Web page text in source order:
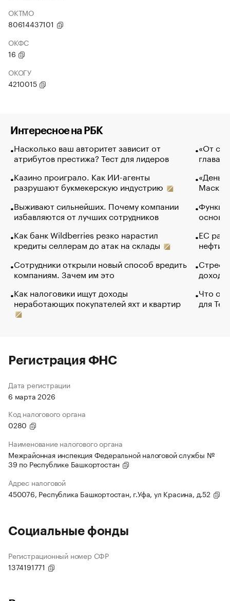
ОКТМО
80614437101
ОКФС
16
ОКОГУ
4210015
Интересное на РБК
Насколько ваш авторитет зависит от
атрибутов престижа? Тест для лидеров
Казино проиграло. Как ИИ-агенты
разрушают букмекерскую индустрию
Выживают сильнейших. Почему компании
избавляются от лучших сотрудников
Как банк Wildberries резко нарастил
кредиты селлерам до атак на склады
Сотрудники открыли новый способ вредить
компаниям. Зачем им это
Как налоговики ищут доходы
неработающих покупателей яхт и квартир
«От
глава
Маск в
основ
ЕС
нефти
Что
для
Регистрация ФНС
Дата регистрации
6 марта 2026
Код налогового органа
0280
Наименование налогового органа
Межрайонная инспекция Федеральной налоговой службы №
39 по Республике Башкортостан
Адрес налоговой
450076, Республика Башкортостан, г.Уфа, ул Красина, д.52
Социальные фонды
Регистрационный номер СФР
1374191771